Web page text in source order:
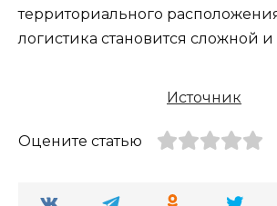
территориального
логистика становится сложной
Источник
Оцените статью